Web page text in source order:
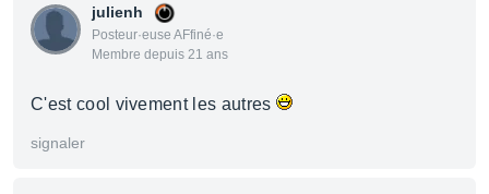
julienh
Posteur·euse AFfiné·e
Membre depuis 21 ans
C'est cool vivement les autres
signaler